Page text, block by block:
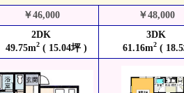
￥46,000
￥48,000
2DK
49.75m2( 15.04坪 )
3DK
61.16m2 (